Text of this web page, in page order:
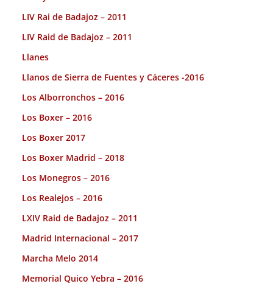
LIV Rai de Badajoz – 2011
LIV Raid de Badajoz – 2011
Llanes
Llanos de Sierra de Fuentes y Cáceres -2016
Los Alborronchos – 2016
Los Boxer – 2016
Los Boxer 2017
Los Boxer Madrid – 2018
Los Monegros – 2016
Los Realejos – 2016
LXIV Raid de Badajoz – 2011
Madrid Internacional – 2017
Marcha Melo 2014
Memorial Quico Yebra – 2016